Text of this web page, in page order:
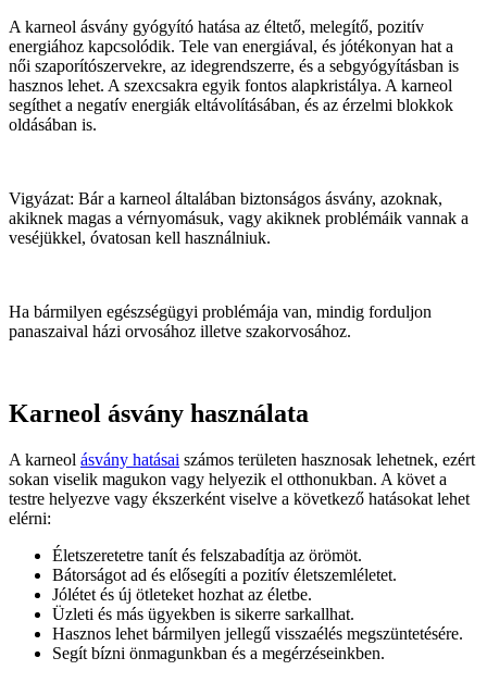
A karneol ásvány gyógyító hatása az éltető, melegítő, pozitív
energiához kapcsolódik. Tele van energiával, és jótékonyan hat a
női szaporítószervekre, az idegrendszerre, és a sebgyógyításban is
hasznos lehet. A szexcsakra egyik fontos alapkristálya. A karneol
segíthet a negatív energiák eltávolításában, és az érzelmi blokkok
oldásában is.
Vigyázat: Bár a karneol általában biztonságos ásvány, azoknak,
akiknek magas a vérnyomásuk, vagy akiknek problémáik vannak a
veséjükkel, óvatosan kell használniuk.
Ha bármilyen egészségügyi problémája van, mindig forduljon
panaszaival házi orvosához illetve szakorvosához.
Karneol ásvány használata
A karneol ásvány hatásai számos területen hasznosak lehetnek, ezért
sokan viselik magukon vagy helyezik el otthonukban. A követ a
testre helyezve vagy ékszerként viselve a következő hatásokat lehet
elérni:
Életszeretetre tanít és felszabadítja az örömöt.
Bátorságot ad és elősegíti a pozitív életszemléletet.
Jólétet és új ötleteket hozhat az életbe.
Üzleti és más ügyekben is sikerre sarkallhat.
Hasznos lehet bármilyen jellegű visszaélés megszüntetésére.
Segít bízni önmagunkban és a megérzéseinkben.